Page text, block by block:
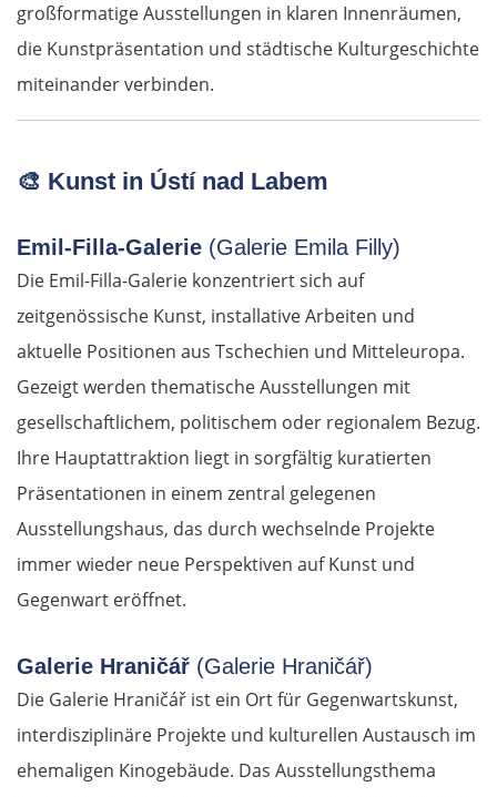
großformatige Ausstellungen in klaren Innenräumen,
die Kunstpräsentation und städtische Kulturgeschichte
miteinander verbinden.
🎨 Kunst in Ústí nad Labem
Emil-Filla-Galerie (Galerie Emila Filly)
Die Emil-Filla-Galerie konzentriert sich auf
zeitgenössische Kunst, installative Arbeiten und
aktuelle Positionen aus Tschechien und Mitteleuropa.
Gezeigt werden thematische Ausstellungen mit
gesellschaftlichem, politischem oder regionalem Bezug.
Ihre Hauptattraktion liegt in sorgfältig kuratierten
Präsentationen in einem zentral gelegenen
Ausstellungshaus, das durch wechselnde Projekte
immer wieder neue Perspektiven auf Kunst und
Gegenwart eröffnet.
Galerie Hraničář (Galerie Hraničář)
Die Galerie Hraničář ist ein Ort für Gegenwartskunst,
interdisziplinäre Projekte und kulturellen Austausch im
ehemaligen Kinogebäude. Das Ausstellungsthema